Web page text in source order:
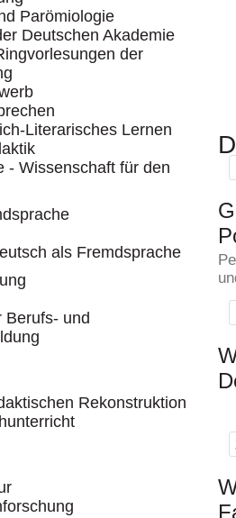
Parömiologie
Deutschen Akademie
der
Literarisches Lernen
- Wissenschaft für den
als Fremdsprache
Berufs- und
Rekonstruktion